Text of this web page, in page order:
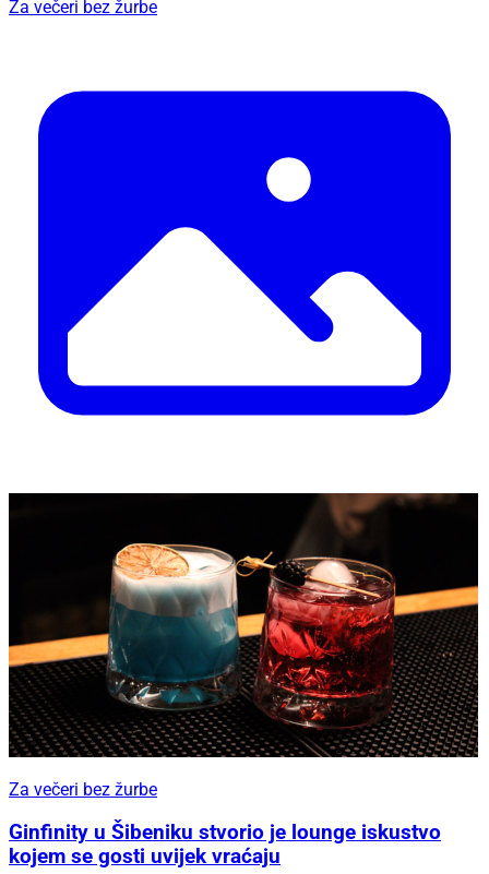
Za večeri bez žurbe
Za večeri bez žurbe
Ginfinity u Šibeniku stvorio je lounge iskustvo
kojem se gosti uvijek vraćaju